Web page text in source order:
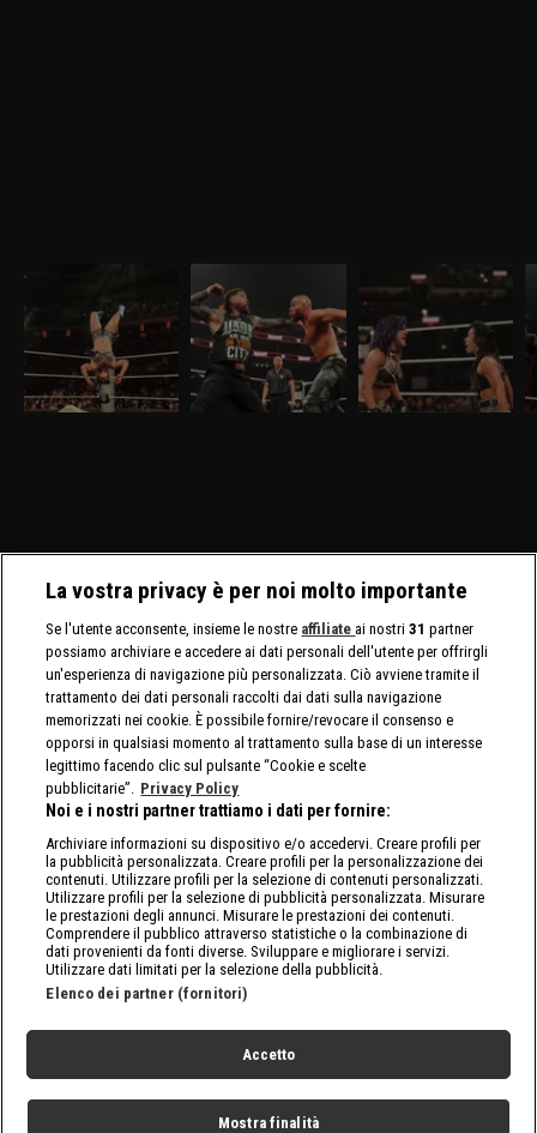
WWE Raw 30 marzo
2026: nel mitico
Madison Square
Garden
Nella puntata di Raw del
30 marzo, visibile su
discovery+, al Madison
Square Garden ci sono in
palio i titoli tag team
WWE Raw 23 marzo
2026: i visionari sfidano
gli Usos
Nella puntata di Raw del
23 marzo, visibile su
discovery+, gli Usos
affrontano Logan Paul e
Austin Theory. Sarà
WWE Raw 16 marzo
2026: prima difesa per
AJ Lee
Nella puntata di Raw del
16 marzo, visibile su
discovery+, AJ Lee mette
in palio il Titolo
Intercontinentale contro
La vostra privacy è per noi molto importante
Se l'utente acconsente, insieme le nostre affiliate ai nostri31 partner
possiamo archiviare e accedere ai dati personali dell'utente per offrirgli
un'esperienza di navigazione più personalizzata. Ciò avviene tramite il
trattamento dei dati personali raccolti dai dati sulla navigazione
memorizzati nei cookie. È possibile fornire/revocare il consenso e
opporsi in qualsiasi momento al trattamento sulla base di un interesse
legittimo facendo clic sul pulsante “Cookie e scelte
pubblicitarie”. Privacy Policy
Noi e i nostri partner trattiamo i dati per fornire:
Archiviare informazioni su dispositivo e/o accedervi. Creare profili per
la pubblicità personalizzata. Creare profili per la personalizzazione dei
contenuti. Utilizzare profili per la selezione di contenuti personalizzati.
Utilizzare profili per la selezione di pubblicità personalizzata. Misurare
le prestazioni degli annunci. Misurare le prestazioni dei contenuti.
Comprendere il pubblico attraverso statistiche o la combinazione di
dati provenienti da fonti diverse. Sviluppare e migliorare i servizi.
Utilizzare dati limitati per la selezione della pubblicità.
Elenco dei partner (fornitori)
Accetto
Mostra finalità